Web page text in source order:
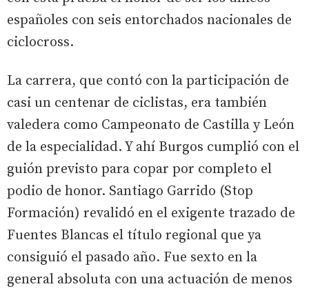
españoles con seis entorchados nacionales de
ciclocross.
La carrera, que contó con la participación de
casi un centenar de ciclistas, era también
valedera como Campeonato de Castilla y León
de la especialidad. Y ahí Burgos cumplió con el
guión previsto para copar por completo el
podio de honor. Santiago Garrido (Stop
Formación) revalidó en el exigente trazado de
Fuentes Blancas el título regional que ya
consiguió el pasado año. Fue sexto en la
general absoluta con una actuación de menos